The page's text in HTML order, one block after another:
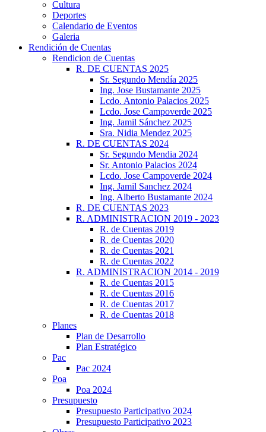
Cultura
Deportes
Calendario de Eventos
Galeria
Rendición de Cuentas
Rendicion de Cuentas
R. DE CUENTAS 2025
Sr. Segundo Mendía 2025
Ing. Jose Bustamante 2025
Lcdo. Antonio Palacios 2025
Lcdo. Jose Campoverde 2025
Ing. Jamil Sánchez 2025
Sra. Nidia Mendez 2025
R. DE CUENTAS 2024
Sr. Segundo Mendia 2024
Sr. Antonio Palacios 2024
Lcdo. Jose Campoverde 2024
Ing. Jamil Sanchez 2024
Ing. Alberto Bustamante 2024
R. DE CUENTAS 2023
R. ADMINISTRACION 2019 - 2023
R. de Cuentas 2019
R. de Cuentas 2020
R. de Cuentas 2021
R. de Cuentas 2022
R. ADMINISTRACION 2014 - 2019
R. de Cuentas 2015
R. de Cuentas 2016
R. de Cuentas 2017
R. de Cuentas 2018
Planes
Plan de Desarrollo
Plan Estratégico
Pac
Pac 2024
Poa
Poa 2024
Presupuesto
Presupuesto Participativo 2024
Presupuesto Participativo 2023